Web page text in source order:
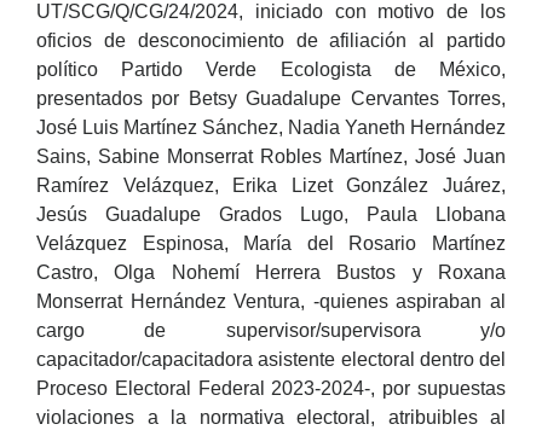
UT/SCG/Q/CG/24/2024, iniciado con motivo de los
oficios de desconocimiento de afiliación al partido
político Partido Verde Ecologista de México,
presentados por Betsy Guadalupe Cervantes Torres,
José Luis Martínez Sánchez, Nadia Yaneth Hernández
Sains, Sabine Monserrat Robles Martínez, José Juan
Ramírez Velázquez, Erika Lizet González Juárez,
Jesús Guadalupe Grados Lugo, Paula Llobana
Velázquez Espinosa, María del Rosario Martínez
Castro, Olga Nohemí Herrera Bustos y Roxana
Monserrat Hernández Ventura, -quienes aspiraban al
cargo de supervisor/supervisora y/o
capacitador/capacitadora asistente electoral dentro del
Proceso Electoral Federal 2023-2024-, por supuestas
violaciones a la normativa electoral, atribuibles al